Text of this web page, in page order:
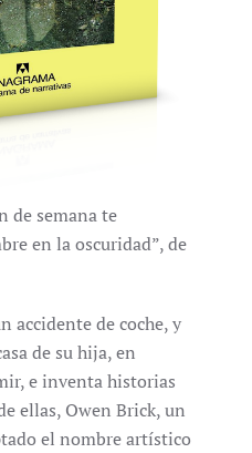
de semana te
en la oscuridad”, de
accidente de coche, y
de su hija, en
e inventa historias
ellas, Owen Brick, un
el nombre artístico